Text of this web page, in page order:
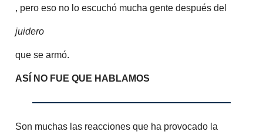
, pero eso no lo escuchó mucha gente después del
juidero
que se armó.
ASÍ NO FUE QUE HABLAMOS
Son muchas las reacciones que ha provocado la